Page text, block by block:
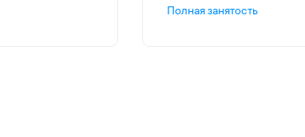
Полная занятость